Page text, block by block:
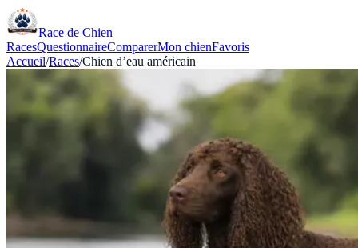
Race de Chien
RacesQuestionnaireComparerMon chienFavoris
Accueil/Races/Chien d’eau américain